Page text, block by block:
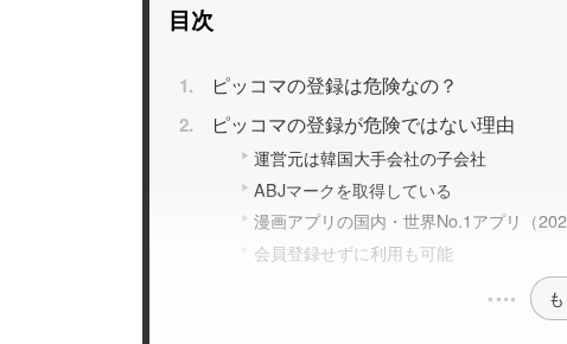
目次
ピッコマの登録は危険なの？
ピッコマの登録が危険ではない理由
運営元は韓国大手会社の子会社
ABJマークを取得している
漫画アプリの国内・世界No.1アプリ（
会員登録せずに利用も可能